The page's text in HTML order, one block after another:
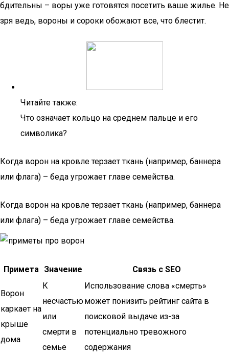
бдительны – воры уже готовятся посетить ваше жилье. Не
зря ведь, вороны и сороки обожают все, что блестит.
Читайте также:
Что означает кольцо на среднем пальце и его
символика?
Когда ворон на кровле терзает ткань (например, баннера
или флага) – беда угрожает главе семейства.
Когда ворон на кровле терзает ткань (например, баннера
или флага) – беда угрожает главе семейства.
Примета Значение Связь с SEO
Ворон
каркает на
крыше
дома
К
несчастью
или
смерти в
семье
Использование слова «смерть»
может понизить рейтинг сайта в
поисковой выдаче из-за
потенциально тревожного
содержания